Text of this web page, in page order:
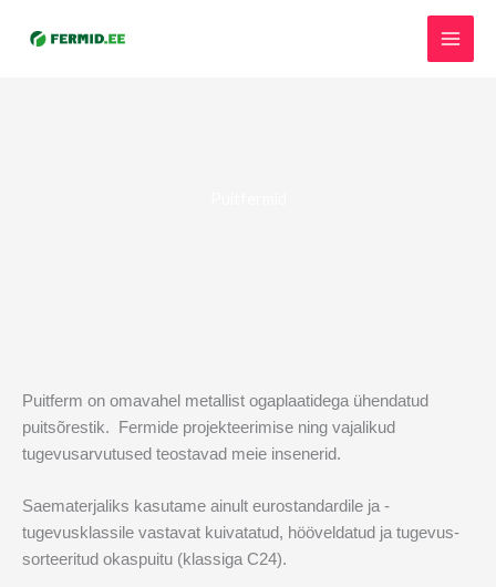
Puitferm on omavahel metallist ogaplaatidega ühendatud
puitsõrestik. Fermide projekteerimise ning vajalikud
tugevusarvutused teostavad meie insenerid.
Saematerjaliks kasutame ainult eurostandardile ja -
tugevusklassile vastavat kuivatatud, hööveldatud ja tugevus-
sorteeritud okaspuitu (klassiga C24).